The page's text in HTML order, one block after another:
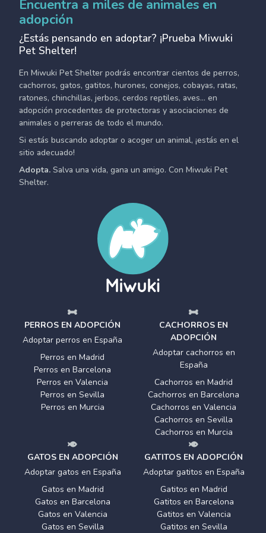
Encuentra a miles de animales en
adopción
¿Estás pensando en adoptar? ¡Prueba Miwuki
Pet Shelter!
En Miwuki Pet Shelter podrás encontrar cientos de perros,
cachorros, gatos, gatitos, hurones, conejos, cobayas, ratas,
ratones, chinchillas, jerbos, cerdos reptiles, aves... en
adopción procedentes de protectoras y asociaciones de
animales o perreras de todo el mundo.
Si estás buscando adoptar o acoger un animal, ¡estás en el
sitio adecuado!
Adopta. Salva una vida, gana un amigo. Con Miwuki Pet
Shelter.
PERROS EN ADOPCIÓN
Adoptar perros en España
Perros en Madrid
Perros en Barcelona
Perros en Valencia
Perros en Sevilla
Perros en Murcia
CACHORROS EN
ADOPCIÓN
Adoptar cachorros en
España
Cachorros en Madrid
Cachorros en Barcelona
Cachorros en Valencia
Cachorros en Sevilla
Cachorros en Murcia
GATOS EN ADOPCIÓN
Adoptar gatos en España
Gatos en Madrid
Gatos en Barcelona
Gatos en Valencia
Gatos en Sevilla
GATITOS EN ADOPCIÓN
Adoptar gatitos en España
Gatitos en Madrid
Gatitos en Barcelona
Gatitos en Valencia
Gatitos en Sevilla